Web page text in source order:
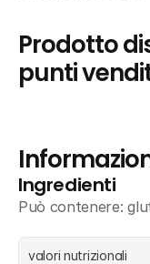
Prodotto
punti
Ingredienti
Può contenere:
valori nutrizionali